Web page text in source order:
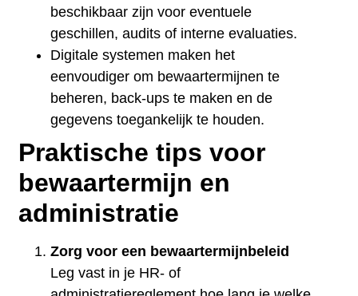
beschikbaar zijn voor eventuele
geschillen, audits of interne evaluaties.
Digitale systemen maken het
eenvoudiger om bewaartermijnen te
beheren, back-ups te maken en de
gegevens toegankelijk te houden.
Praktische tips voor
bewaartermijn en
administratie
Zorg voor een bewaartermijnbeleid
Leg vast in je HR- of